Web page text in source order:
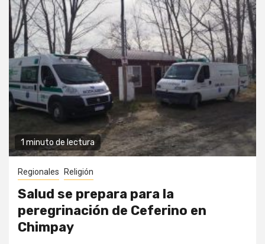
1 minuto de lectura
Regionales Religión
Salud se prepara para la
peregrinación de Ceferino en
Chimpay